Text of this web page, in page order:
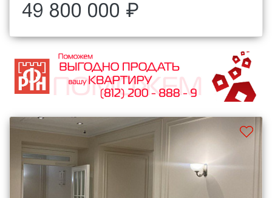
49 800 000 ₽